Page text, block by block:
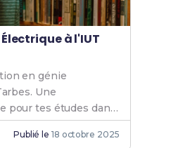
à l'IUT
en génie
Une
pour tes études dans
et innovant. Rejoins-
Publié le 18 octobre 2025